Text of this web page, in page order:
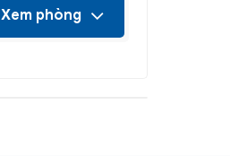
Xem phòng